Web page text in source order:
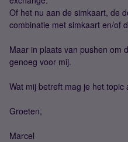
Of het nu aan de simkaart, de
combinatie met simkaart en/of
Maar in plaats van pushen om
genoeg voor mij.
Wat mij betreft mag je het topic
Groeten,
Marcel